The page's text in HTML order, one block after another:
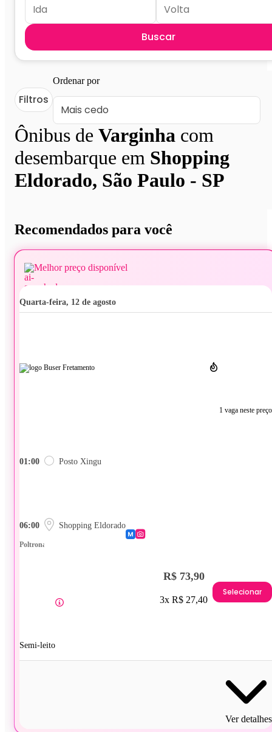
Buscar
Ônibus de Varginha com
desembarque em Shopping
Eldorado, São Paulo - SP
Filtros
Ordenar por
Recomendados para você
Melhor preço disponível
quarta-feira, 12 de agosto
1 vaga neste preço
01:00 Posto Xingu
06:00 Shopping Eldorado
Poltrona
Semi-leito
R$ 73,90
3x R$ 27,40
Selecionar
Ver detalhes